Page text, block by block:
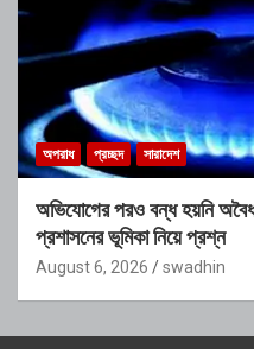
অপরাধ প্রচ্ছদ সারাদেশ
অভিযোগের পরও বন্ধ হয়নি
প্রশাসনের ভূমিকা নিয়ে প্রশ্ন
August 6, 2026 swadhin